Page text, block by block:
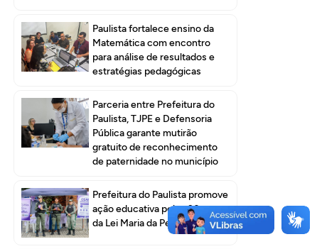
Paulista fortalece ensino da
Matemática com encontro
para análise de resultados e
estratégias pedagógicas
Parceria entre Prefeitura do
Paulista, TJPE e Defensoria
Pública garante mutirão
gratuito de reconhecimento
de paternidade no município
Prefeitura do Paulista promove
ação educativa pelos 20 anos
da Lei Maria da Penha